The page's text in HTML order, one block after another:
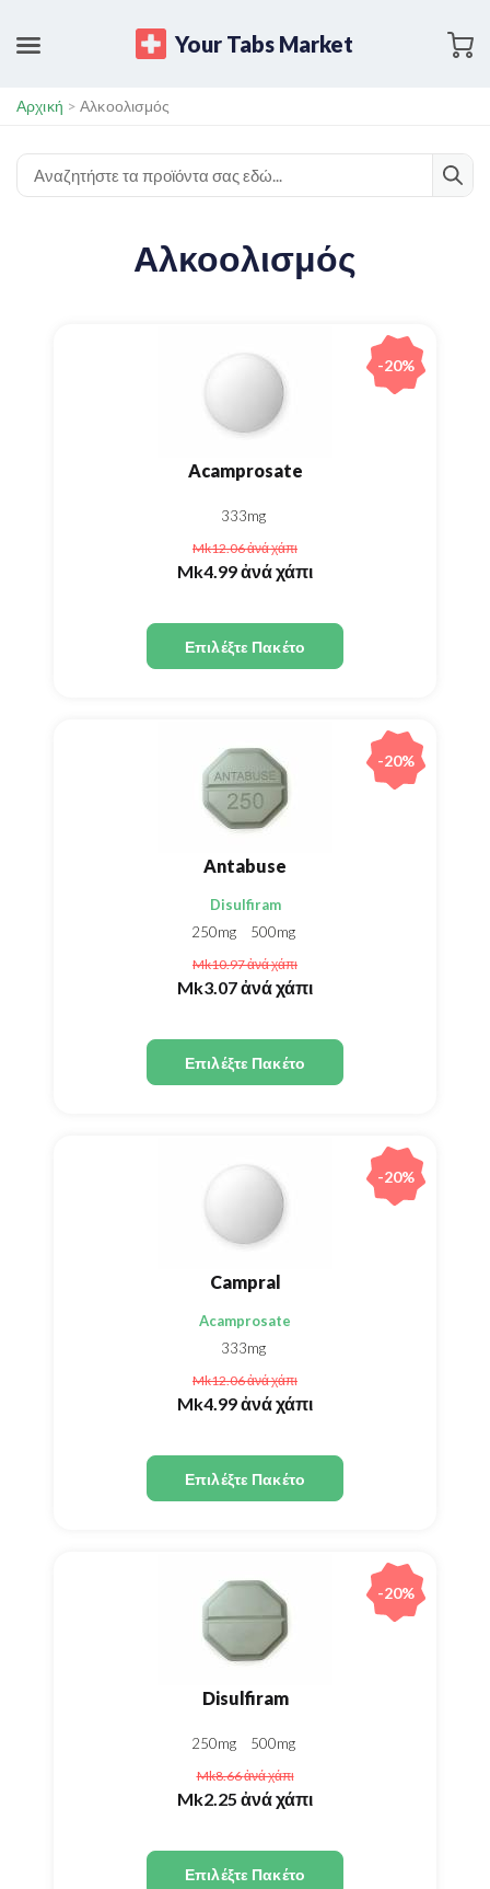
Your Tabs Market
Αρχική >Αλκοολισμός
Αλκοολισμός
Acamprosate
333mg
Mk12.06ἀνά χάπι
Mk4.99ἀνά χάπι
Επιλέξτε Πακέτο
-20%
Antabuse
Disulfiram
250mg
500mg
Mk10.97ἀνά χάπι
Mk3.07ἀνά χάπι
Επιλέξτε Πακέτο
-20%
Campral
Acamprosate
333mg
Mk12.06ἀνά χάπι
Mk4.99ἀνά χάπι
Επιλέξτε Πακέτο
-20%
Disulfiram
250mg 500mg
Mk8.66ἀνά χάπι
Mk2.25 ἀνά χάπι
Επιλέξτε Πακέτο
-20%